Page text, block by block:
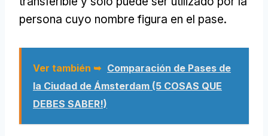
persona cuyo nombre figura en el pase.
Ver también ➥ Comparación de Pases de
la Ciudad de Ámsterdam (5 COSAS QUE
DEBES SABER!)